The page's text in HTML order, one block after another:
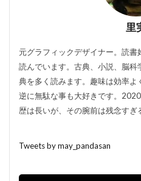
里
元グラフィックデザイナー。読
読んでいます。古典、小説、脳
典を多く読みます。趣味は効率よ
逆に無駄な事も大好きです。
歴は長いが、その腕前は残念すぎ
Tweets by may_pandasan